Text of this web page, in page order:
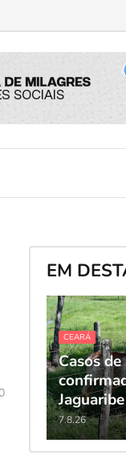
EM
CEARÁ
Casos
Jaguaribe
7.8.26